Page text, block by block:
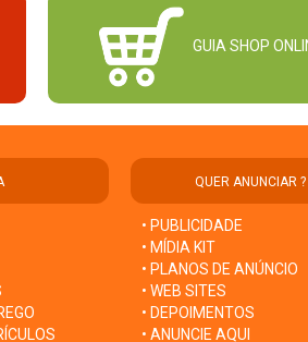
GUIA SHOP
QUER ANUNCIAR ?
• PUBLICIDADE
• MÍDIA KIT
• PLANOS DE ANÚNCIO
• WEB SITES
• DEPOIMENTOS
• ANUNCIE AQUI